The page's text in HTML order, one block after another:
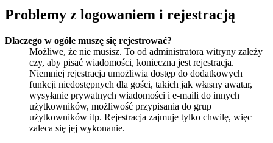
Problemy z logowaniem i rejestracją
Dlaczego w ogóle muszę się rejestrować?
Możliwe, że nie musisz. To od administratora witryny zależy
czy, aby pisać wiadomości, konieczna jest rejestracja.
Niemniej rejestracja umożliwia dostęp do dodatkowych
funkcji niedostępnych dla gości, takich jak własny awatar,
wysyłanie prywatnych wiadomości i e-maili do innych
użytkowników, możliwość przypisania do grup
użytkowników itp. Rejestracja zajmuje tylko chwilę, więc
zaleca się jej wykonanie.